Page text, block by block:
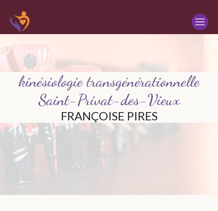
kinésiologie transgénérationnelle
Saint-Privat-des-Vieux
FRANÇOISE PIRES